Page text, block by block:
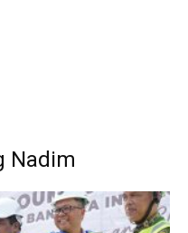
Nadim